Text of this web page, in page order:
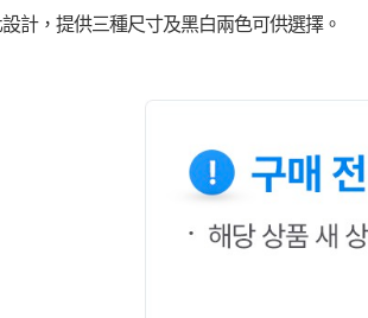
計，提供三種尺寸及黑白兩色可供選擇。